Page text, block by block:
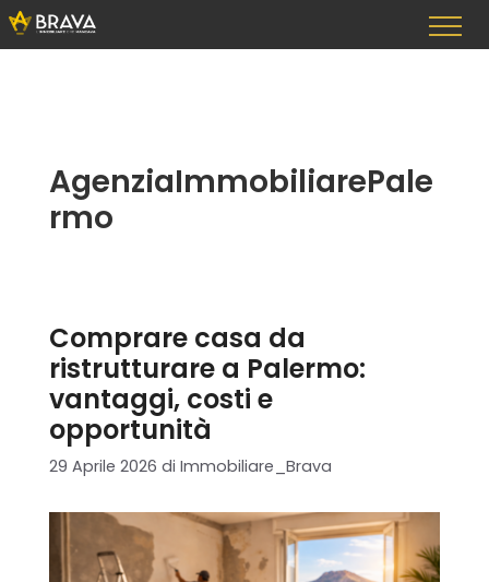
Vai
al
contenuto
AgenziaImmobiliarePale
rmo
Comprare casa da
ristrutturare a Palermo:
vantaggi, costi e
opportunità
29 Aprile 2026 di Immobiliare_Brava